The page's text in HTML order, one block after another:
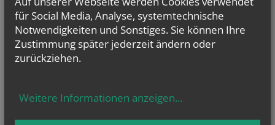
Presse
Shop
für Social Media, Analyse, systemtechnische
Notwendigkeiten und Sonstiges. Sie können Ihre
Zustimmung später jederzeit ändern oder
zurückziehen.
Weitere Informationen anzeigen...